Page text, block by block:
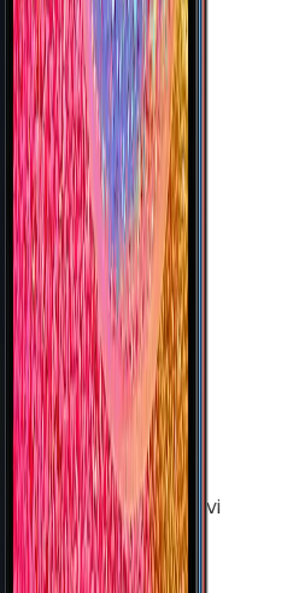
A21s - 128 GB - Mavi
A01 - 16 GB - Kırmızı
A05 - 128 GB - Siyah
A50 - 64 GB - Mavi